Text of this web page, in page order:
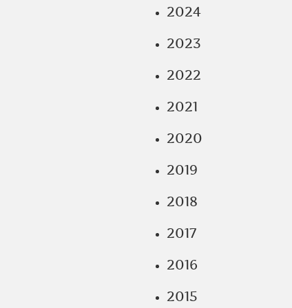
2024
2023
2022
2021
2020
2019
2018
2017
2016
2015